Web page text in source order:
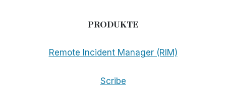
PRODUKTE
Remote Incident Manager (RIM)
Scribe